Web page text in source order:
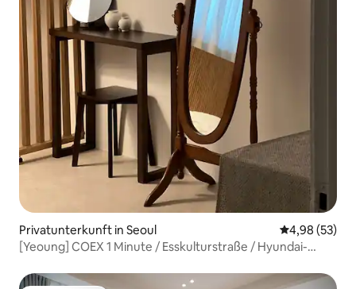
Privatunterkunft in Seoul
4,98 (53)
[Yeoung] COEX 1 Minute / Esskulturstraße / Hyundai-
Chichicho-Station